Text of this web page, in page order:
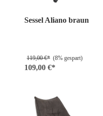
Sessel Aliano braun
119,00 €* (8% gespart)
109,00 €*